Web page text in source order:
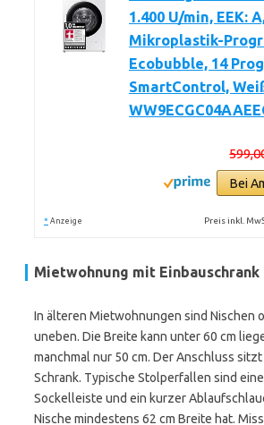
1.400 U/min, EEK:
Mikroplastik-
Ecobubble, 14
SmartControl,
Bei
* Anzeige Preis inkl.
Mietwohnung mit Einbauschrank
In älteren Mietwohnungen sind Nischen
uneben. Die Breite kann unter 60 cm
manchmal nur 50 cm. Der Anschluss
Schrank. Typische Stolperfallen sind
Sockelleiste und ein kurzer
Nische mindestens 62 cm Breite hat.